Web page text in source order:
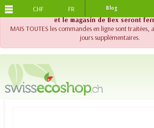
!! Important !! Jusqu'au 20 août 2026, le
et le magasin de Bex seront
MAIS TOUTES les commandes en ligne sont traitées,
jours supplémentaires.
PORTS OFFERTS
CHF FR Blog